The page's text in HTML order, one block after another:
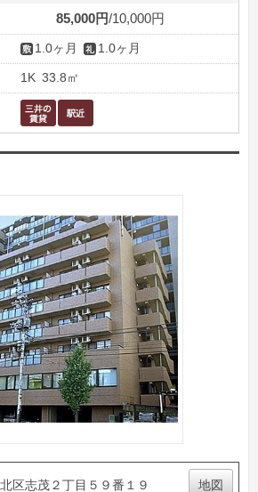
85,000円 10,000円
1.0ヶ月 1.0ヶ月
1K 33.8㎡
区志茂２丁目５９番１９ 地図